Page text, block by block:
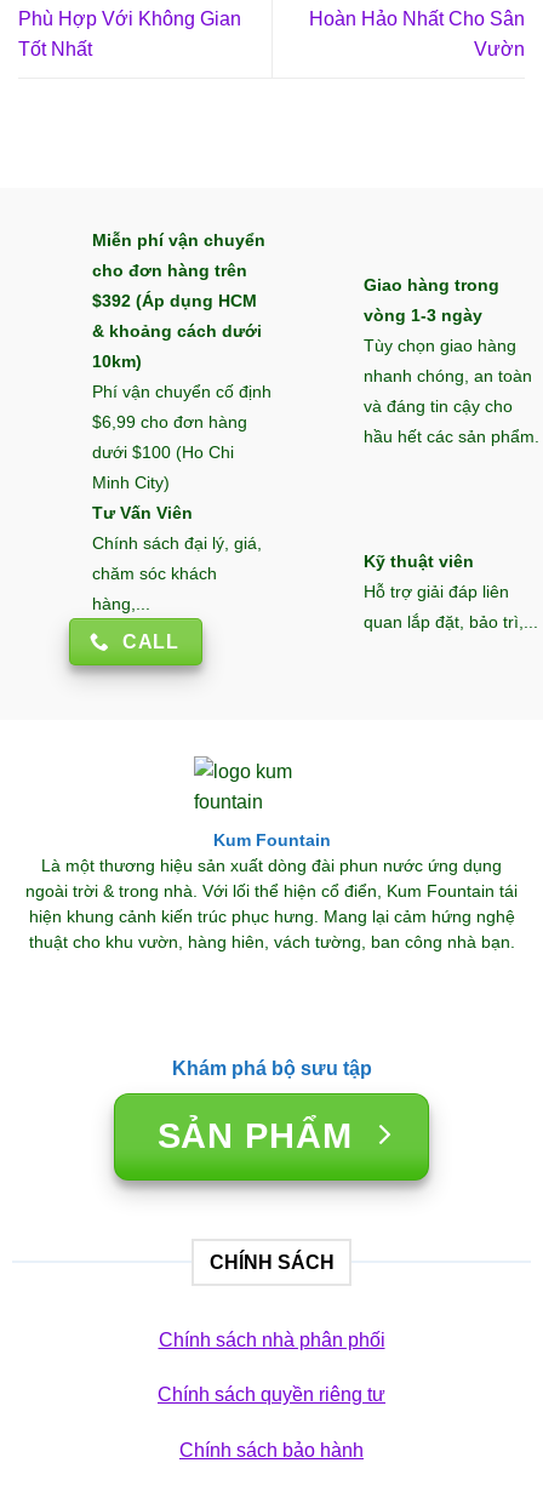
Phù Hợp Với Không Gian
Tốt Nhất
Hoàn Hảo Nhất Cho Sân
Vườn
Miễn phí vận chuyển
cho đơn hàng trên
$392 (Áp dụng HCM
& khoảng cách dưới
10km)
Phí vận chuyển cố định
$6,99 cho đơn hàng
dưới $100 (Ho Chi
Minh City)
Giao hàng trong
vòng 1-3 ngày
Tùy chọn giao hàng
nhanh chóng, an toàn
và đáng tin cậy cho
hầu hết các sản phẩm.
Tư Vấn Viên
Chính sách đại lý, giá,
chăm sóc khách
hàng,...
CALL
Kỹ thuật viên
Hỗ trợ giải đáp liên
quan lắp đặt, bảo trì,...
Kum Fountain
Là một thương hiệu sản xuất dòng đài phun nước ứng dụng
ngoài trời & trong nhà. Với lối thể hiện cổ điển, Kum Fountain tái
hiện khung cảnh kiến trúc phục hưng. Mang lại cảm hứng nghệ
thuật cho khu vườn, hàng hiên, vách tường, ban công nhà bạn.
Khám phá bộ sưu tập
SẢN PHẨM
CHÍNH SÁCH
Chính sách nhà phân phối
Chính sách quyền riêng tư
Chính sách bảo hành